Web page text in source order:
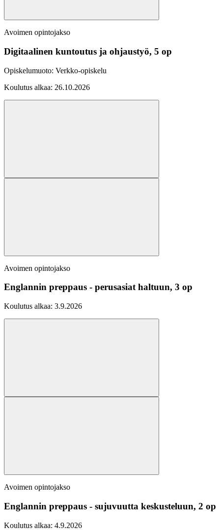
Avoimen opintojakso
Digitaalinen kuntoutus ja ohjaustyö, 5 op
Opiskelumuoto: Verkko-opiskelu
Koulutus alkaa: 26.10.2026
Avoimen opintojakso
Englannin preppaus - perusasiat haltuun, 3 op
Koulutus alkaa: 3.9.2026
Avoimen opintojakso
Englannin preppaus - sujuvuutta keskusteluun, 2 op
Koulutus alkaa: 4.9.2026